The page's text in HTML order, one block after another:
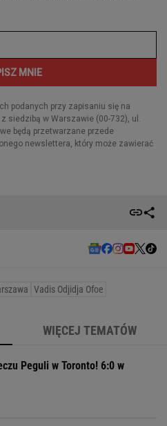
Vadis Odjidja Ofoe
WIĘCEJ TEMATÓW
Peguli w Toronto! 6:0 w